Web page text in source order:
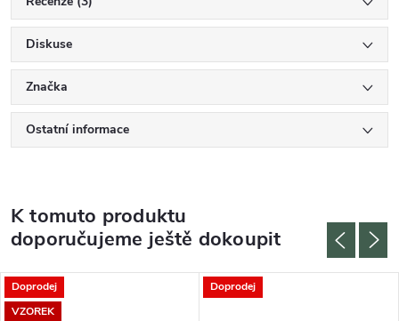
Diskuse
Značka
Ostatní informace
K tomuto produktu
doporučujeme ještě dokoupit
Doprodej
VZOREK
Doprodej